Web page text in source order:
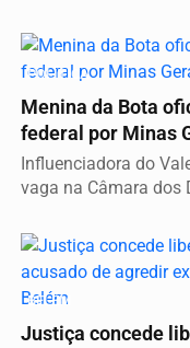
POLÍTICA
Menina da Bota
federal por Minas
Influenciadora do
vaga na Câmara dos
BELÉM
Justiça concede